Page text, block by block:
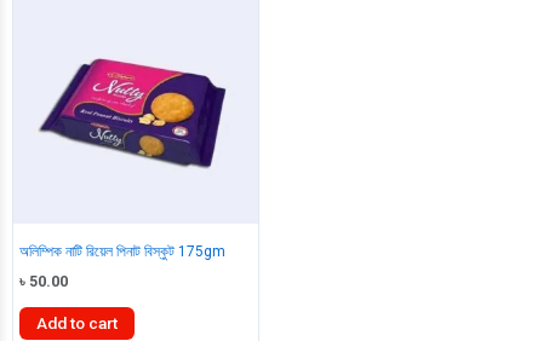
অলিম্পিক নাটি রিয়েল পিনাট বিস্কুট 175gm
৳ 50.00
Add to cart